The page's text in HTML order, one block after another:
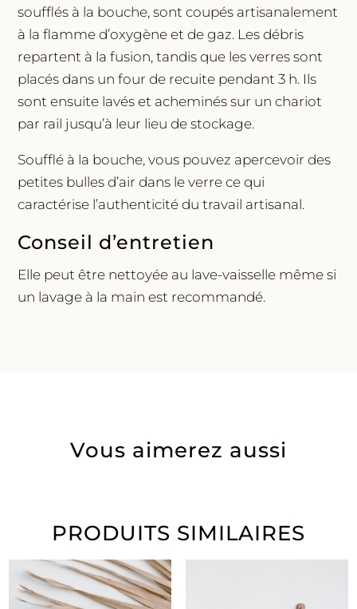
soufflés à la bouche, sont coupés artisanalement
à la flamme d’oxygène et de gaz. Les débris
repartent à la fusion, tandis que les verres sont
placés dans un four de recuite pendant 3 h. Ils
sont ensuite lavés et acheminés sur un chariot
par rail jusqu’à leur lieu de stockage.
Soufflé à la bouche, vous pouvez apercevoir des
petites bulles d’air dans le verre ce qui
caractérise l’authenticité du travail artisanal.
Conseil d’entretien
Elle peut être nettoyée au lave-vaisselle même si
un lavage à la main est recommandé.
Vous aimerez aussi
PRODUITS SIMILAIRES